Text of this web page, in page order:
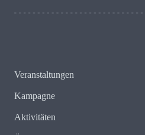
Veranstaltungen
Kampagne
Aktivitäten